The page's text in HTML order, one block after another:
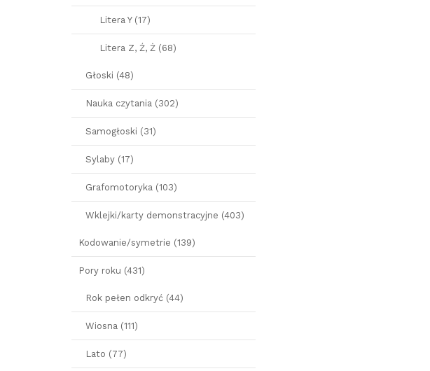
Litera Y (17)
Litera Z, Ź, Ż (68)
Głoski (48)
Nauka czytania (302)
Samogłoski (31)
Sylaby (17)
Grafomotoryka (103)
Wklejki/karty demonstracyjne (403)
Kodowanie/symetrie (139)
Pory roku (431)
Rok pełen odkryć (44)
Wiosna (111)
Lato (77)